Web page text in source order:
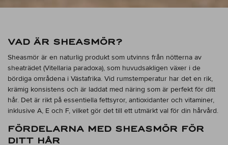
VAD ÄR SHEASMÖR?
Sheasmör är en naturlig produkt som utvinns från nötterna av
sheaträdet (Vitellaria paradoxa), som huvudsakligen växer i de
bördiga områdena i Västafrika. Vid rumstemperatur har det en rik,
krämig konsistens och är laddat med näring som är perfekt för ditt
hår. Det är rikt på essentiella fettsyror, antioxidanter och vitaminer,
inklusive A, E och F, vilket gör det till ett utmärkt val för din hårvård.
FÖRDELARNA MED SHEASMÖR FÖR
DITT HÅR